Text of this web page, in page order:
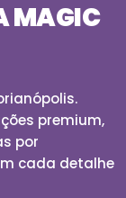
MAGIC
premium,
por
cada detalhe